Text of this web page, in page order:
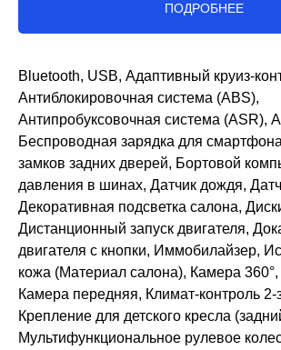
ПОДРОБНЕЕ
Bluetooth, USB, Адаптивный круиз-
Антиблокировочная система (ABS),
Антипробуксовочная система (ASR),
Беспроводная зарядка для
замков задних дверей, Бортовой
давления в шинах, Датчик дождя,
Декоративная подсветка салона,
Дистанционный запуск двигателя,
двигателя с кнопки, Иммобилайзер,
кожа (Материал салона), Камера
Камера передняя, Климат-контроль 2-
Крепление для детского кресла
Мультифункциональное рулевое